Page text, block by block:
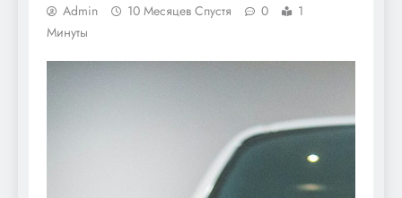
Admin 10 Месяцев Спустя 0
1
Минуты